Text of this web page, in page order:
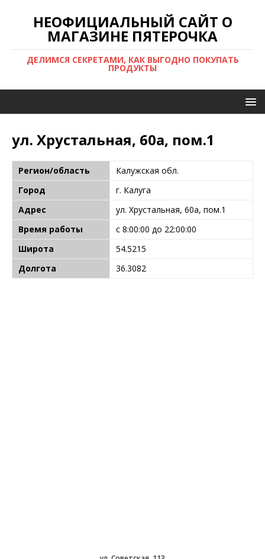
НЕОФИЦИАЛЬНЫЙ САЙТ О
МАГАЗИНЕ ПЯТЕРОЧКА
ДЕЛИМСЯ СЕКРЕТАМИ, КАК ВЫГОДНО ПОКУПАТЬ
ПРОДУКТЫ
ул. Хрустальная, 60а, пом.1
Регион/область
Калужская обл.
Город
г. Калуга
Адрес
ул. Хрустальная, 60а, пом.1
Время работы
с 8:00:00 до 22:00:00
Широта
54.5215
Долгота
36.3082